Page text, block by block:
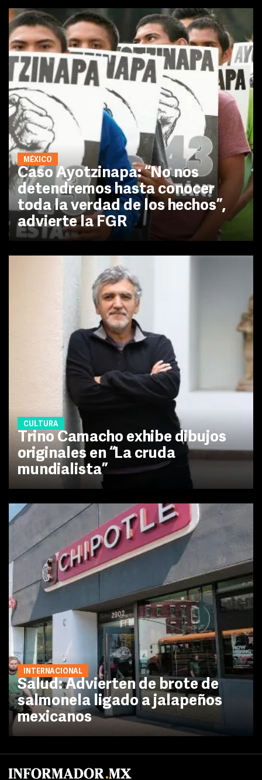
MÉXICO
Caso Ayotzinapa: “No nos
detendremos hasta conocer
toda la verdad de los hechos”,
advierte la FGR
CULTURA
Trino Camacho exhibe dibujos
originales en “La cruda
mundialista”
INTERNACIONAL
Salud: Advierten de brote de
salmonela ligado a jalapeños
mexicanos